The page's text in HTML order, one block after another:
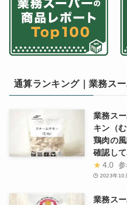
通算ランキング｜業務ス
業務ス
キン（
鶏肉の
確認し
★ 4.0
2023年10
業務ス